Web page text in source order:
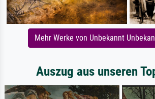
Mehr Werke von Unbekannt
Auszug aus unseren